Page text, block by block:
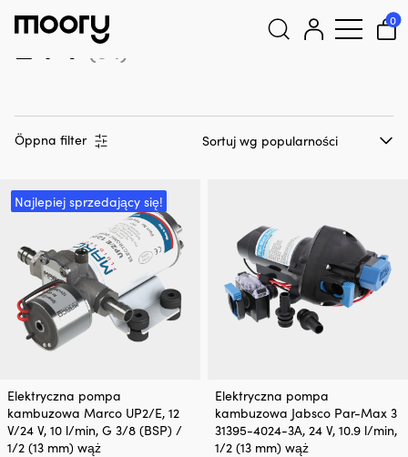
0
24 V (34)
Öppna filter
Najlepiej sprzedający się!
Elektryczna pompa
kambuzowa Marco UP2/E, 12
V/24 V, 10 l/min, G 3/8 (BSP) /
1/2 (13 mm) wąż
Elektryczna pompa
kambuzowa Jabsco Par-Max 3
31395-4024-3A, 24 V, 10.9 l/min,
1/2 (13 mm) wąż